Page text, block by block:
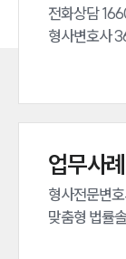
전화상담
형사변호사
업무사례
형사전문변호
맞춤형 법률